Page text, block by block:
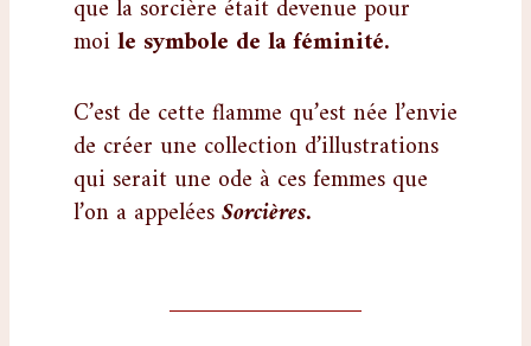
que la sorcière était devenue pour
moile symbole de la féminité.
C’est de cette flamme qu’est née l’envie
de créer une collection d’illustrations
qui serait une ode à ces femmes que
l’on a appeléesSorcières.